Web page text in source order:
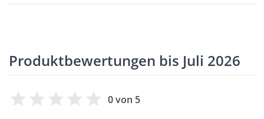
Produktbewertungen bis Juli 2026
0 von 5